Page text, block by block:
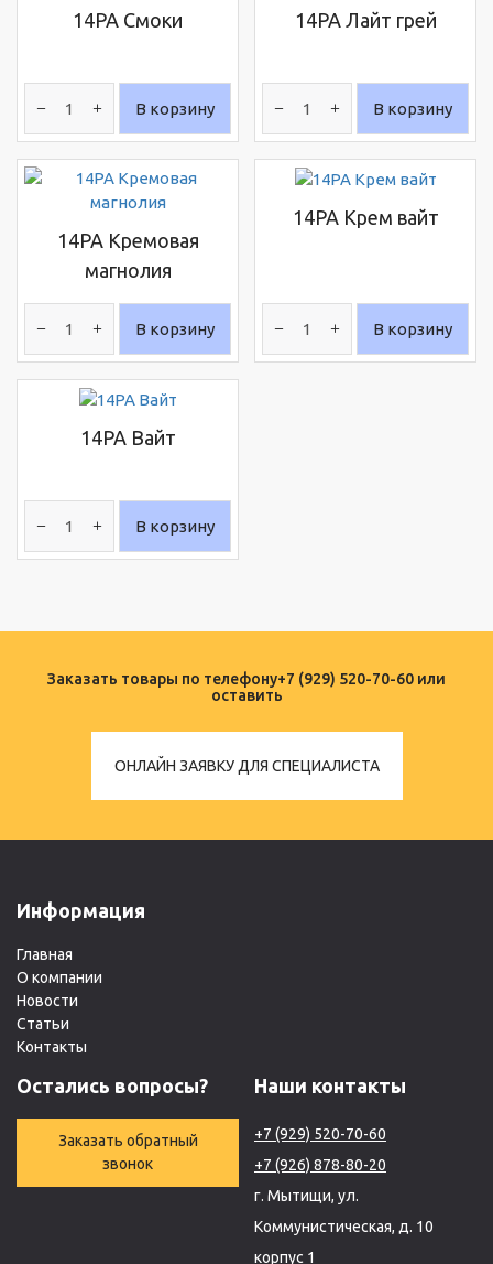
14PA Смоки
В корзину
14PA Лайт грей
В корзину
14PA Кремовая
магнолия
В корзину
14PA Крем вайт
В корзину
14PA Вайт
В корзину
Заказать товары по телефону+7 (929) 520-70-60 или
оставить
ОНЛАЙН ЗАЯВКУ ДЛЯ СПЕЦИАЛИСТА
Информация
Главная
О компании
Новости
Статьи
Контакты
Остались вопросы?
Заказать обратный
звонок
Наши контакты
+7 (929) 520-70-60
+7 (926) 878-80-20
г. Мытищи, ул.
Коммунистическая, д. 10
корпус 1